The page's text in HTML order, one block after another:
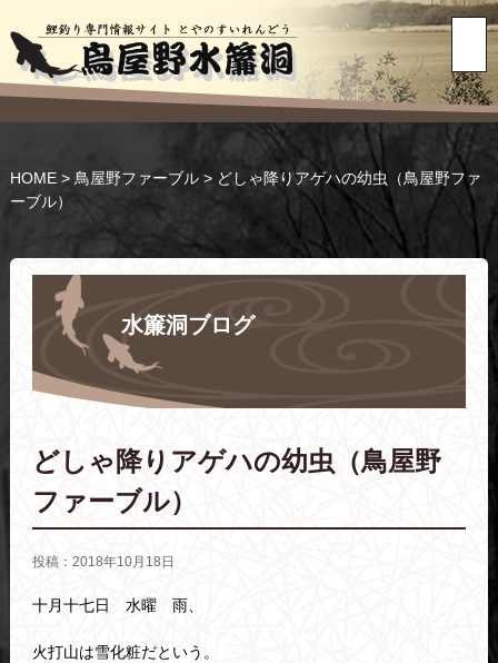
HOME> 鳥屋野ファーブル> どしゃ降りアゲハの幼虫（鳥屋野ファ
ーブル）
水簾洞ブログ
どしゃ降りアゲハの幼虫（鳥屋野
ファーブル）
投稿：2018年10月18日
十月十七日 水曜 雨、
火打山は雪化粧だという。